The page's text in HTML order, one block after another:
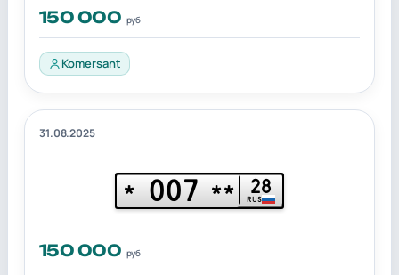
150 000 руб
Komersant
31.08.2025
* 007 ** 28
RUS
150 000 руб